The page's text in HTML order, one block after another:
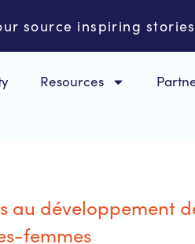
source inspiring
Resources